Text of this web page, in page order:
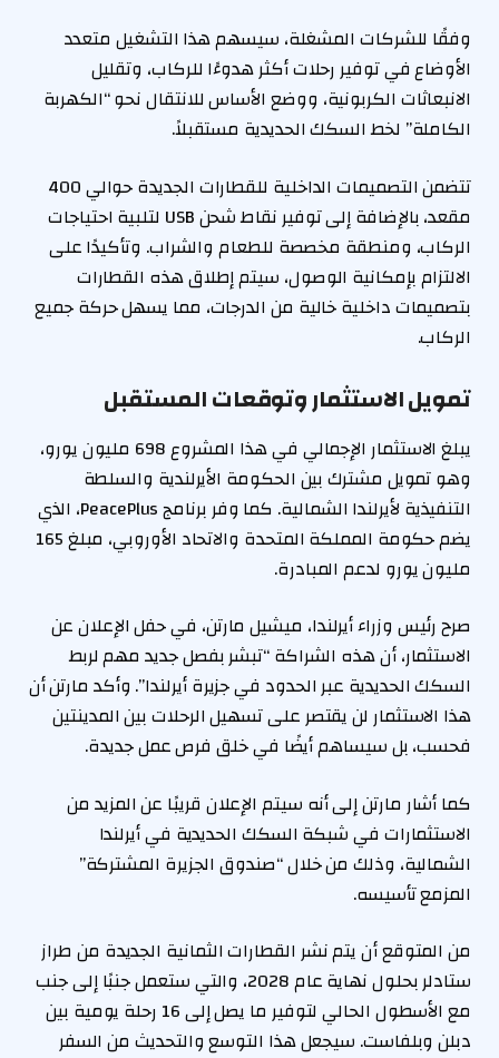
وفقًا للشركات المشغلة، سيسهم هذا التشغيل متعدد
الأوضاع في توفير رحلات أكثر هدوءًا للركاب، وتقليل
الانبعاثات الكربونية، ووضع الأساس للانتقال نحو “الكهربة
الكاملة” لخط السكك الحديدية مستقبلاً.
تتضمن التصميمات الداخلية للقطارات الجديدة حوالي 400
مقعد، بالإضافة إلى توفير نقاط شحن USB لتلبية احتياجات
الركاب، ومنطقة مخصصة للطعام والشراب. وتأكيدًا على
الالتزام بإمكانية الوصول، سيتم إطلاق هذه القطارات
بتصميمات داخلية خالية من الدرجات، مما يسهل حركة جميع
الركاب.
تمويل الاستثمار وتوقعات المستقبل
يبلغ الاستثمار الإجمالي في هذا المشروع 698 مليون يورو،
وهو تمويل مشترك بين الحكومة الأيرلندية والسلطة
التنفيذية لأيرلندا الشمالية. كما وفر برنامج PeacePlus، الذي
يضم حكومة المملكة المتحدة والاتحاد الأوروبي، مبلغ 165
مليون يورو لدعم المبادرة.
صرح رئيس وزراء أيرلندا، ميشيل مارتن، في حفل الإعلان عن
الاستثمار، أن هذه الشراكة “تبشر بفصل جديد مهم لربط
السكك الحديدية عبر الحدود في جزيرة أيرلندا”. وأكد مارتن أن
هذا الاستثمار لن يقتصر على تسهيل الرحلات بين المدينتين
فحسب، بل سيساهم أيضًا في خلق فرص عمل جديدة.
كما أشار مارتن إلى أنه سيتم الإعلان قريبًا عن المزيد من
الاستثمارات في شبكة السكك الحديدية في أيرلندا
الشمالية، وذلك من خلال “صندوق الجزيرة المشتركة”
المزمع تأسيسه.
من المتوقع أن يتم نشر القطارات الثمانية الجديدة من طراز
ستادلر بحلول نهاية عام 2028، والتي ستعمل جنبًا إلى جنب
مع الأسطول الحالي لتوفير ما يصل إلى 16 رحلة يومية بين
دبلن وبلفاست. سيجعل هذا التوسع والتحديث من السفر